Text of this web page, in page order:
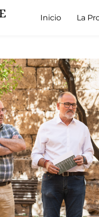
Inicio
La
acoge